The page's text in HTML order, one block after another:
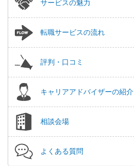
サービスの魅力
転職サービスの流れ
評判・口コミ
キャリアアドバイザーの紹介
相談会場
よくある質問